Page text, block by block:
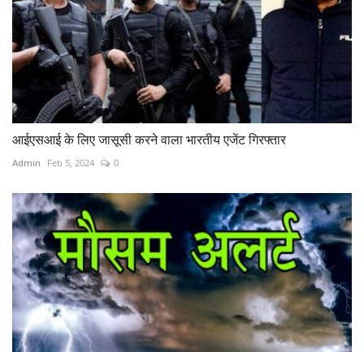
आईएसआई के लिए जासूसी करने वाला भारतीय एजेंट गिरफ्तार
Admin Feb 5, 2024 0